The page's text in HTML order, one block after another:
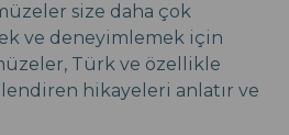
size daha çok
ve deneyimlemek için
Türk ve özellikle
hikayeleri anlatır ve